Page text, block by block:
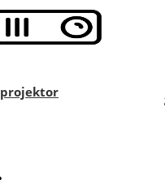
projektor